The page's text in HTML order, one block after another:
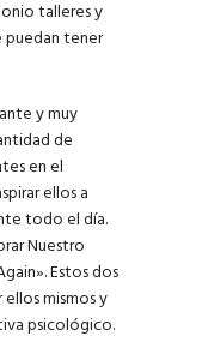
talleres y
puedan tener
y muy
de
en el
ellos a
todo el día.
Nuestro
Estos dos
mismos y
psicológico.